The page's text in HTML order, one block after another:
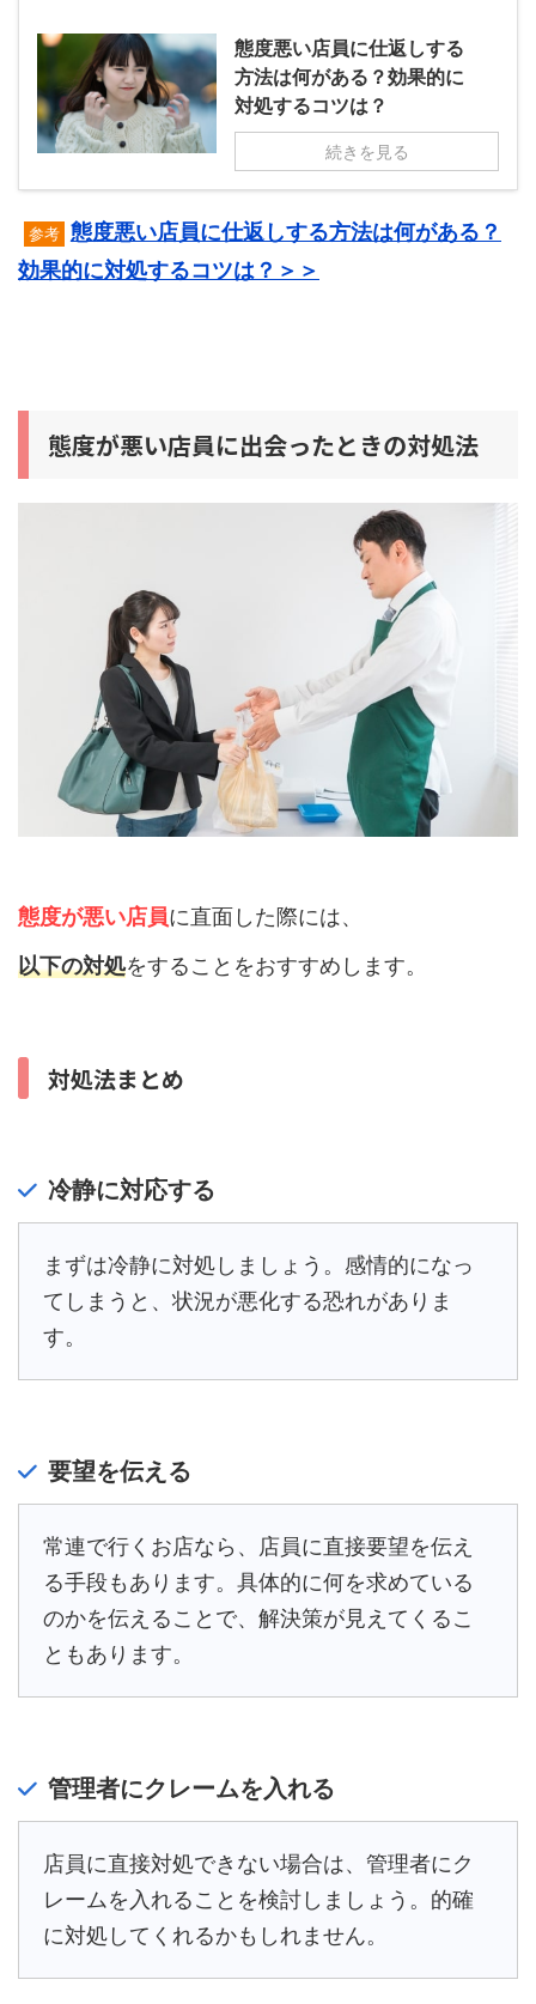
態度悪い店員に仕返しする
方法は何がある？効果的に
対処するコツは？
続きを見る
参考 態度悪い店員に仕返しする方法は何がある？
効果的に対処するコツは？＞＞
態度が悪い店員に出会ったときの対処法
態度が悪い店員に直面した際には、
以下の対処をすることをおすすめします。
対処法まとめ
冷静に対応する
まずは冷静に対処しましょう。感情的になっ
てしまうと、状況が悪化する恐れがありま
す。
要望を伝える
常連で行くお店なら、店員に直接要望を伝え
る手段もあります。具体的に何を求めている
のかを伝えることで、解決策が見えてくるこ
ともあります。
管理者にクレームを入れる
店員に直接対処できない場合は、管理者にク
レームを入れることを検討しましょう。的確
に対処してくれるかもしれません。